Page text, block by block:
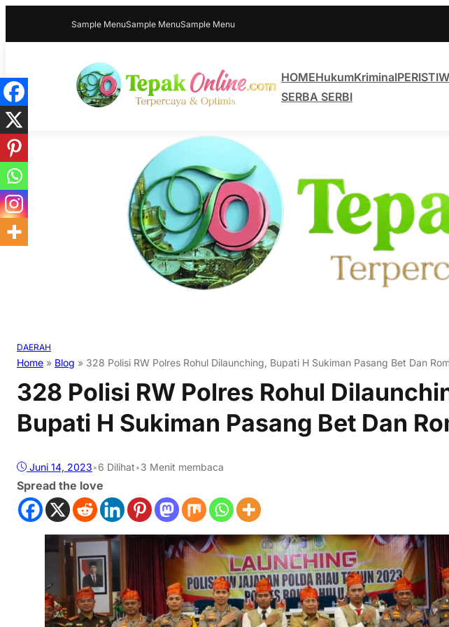
Sample MenuSample MenuSample Menu
HOMEHukumKriminal
SERBA SERBI
DAERAH
Home » Blog » 328 Polisi RW Polres Rohul Dilaunching, Bupati H Sukiman Pasang Bet Dan
328 Polisi RW Polres Rohul
Bupati H Sukiman Pasang Bet Dan
Juni 14, 2023•6 Dilihat•3 Menit membaca
Spread the love